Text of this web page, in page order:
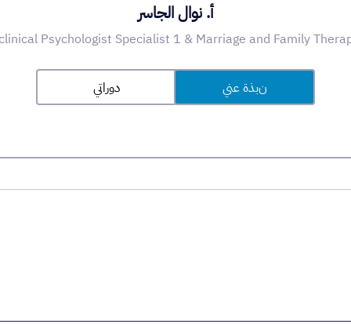
أ. نوال الجاسر
Psychologist Specialist 1 & Marriage and Family
نبذة عني دوراتي